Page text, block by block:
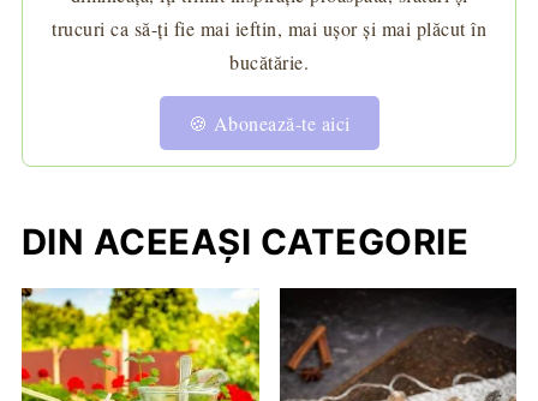
trucuri ca să-ți fie mai ieftin, mai ușor și mai plăcut în
bucătărie.
🍪 Abonează-te aici
DIN ACEEAȘI CATEGORIE